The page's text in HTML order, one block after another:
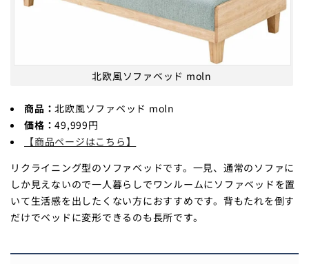
北欧風ソファベッド moln
商品：北欧風ソファベッド moln
価格：49,999円
【商品ページはこちら】
リクライニング型のソファベッドです。一見、通常のソファに
しか見えないので一人暮らしでワンルームにソファベッドを置
いて生活感を出したくない方におすすめです。背もたれを倒す
だけでベッドに変形できるのも長所です。